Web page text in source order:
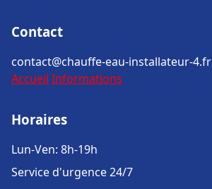
Contact
contact@chauffe-eau-installateur-4.fr
Accueil Informations
Horaires
Lun-Ven: 8h-19h
Service d'urgence 24/7